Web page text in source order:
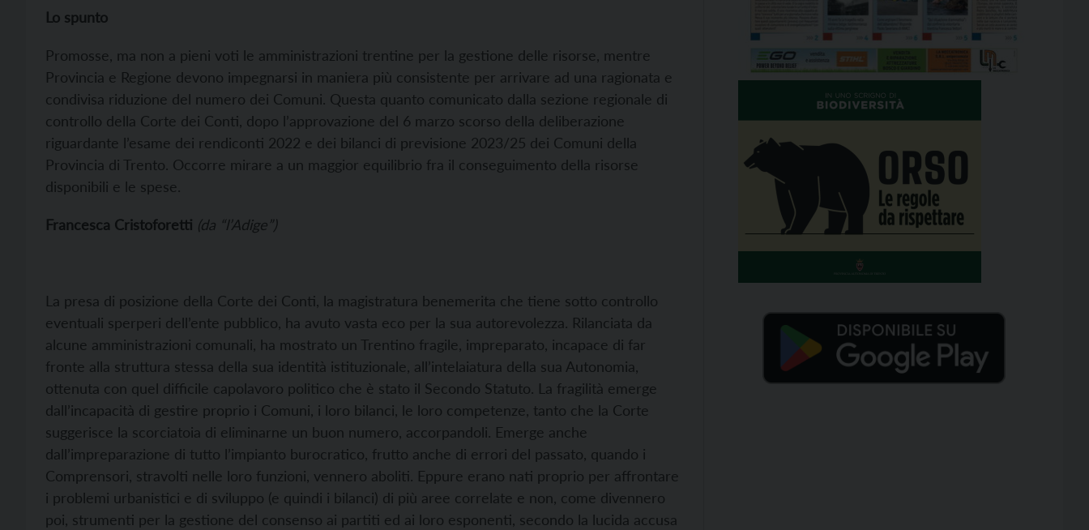
Lo spunto
Promosse, ma non a pieni voti le amministrazioni trentine per la gestione delle risorse, mentre
Provincia e Regione devono impegnarsi in maniera più consistente per arrivare ad una ragionata e
condivisa riduzione del numero dei Comuni. Questa quanto comunicato dalla sezione regionale di
controllo della Corte dei Conti, dopo l’approvazione del 6 marzo scorso della deliberazione
riguardante l’esame dei rendiconti 2022 e dei bilanci di previsione 2023/25 dei Comuni della
Provincia di Trento. Occorre mirare a un maggior equilibrio fra il conseguimento della risorse
disponibili e le spese.
Francesca Cristoforetti (da “l’Adige”)
La presa di posizione della Corte dei Conti, la magistratura benemerita che tiene sotto controllo
eventuali sperperi dell’ente pubblico, ha avuto vasta eco per la sua autorevolezza. Rilanciata da
alcune amministrazioni comunali, ha mostrato un Trentino fragile, impreparato, incapace di far
fronte alla struttura stessa della sua identità istituzionale, all’intelaiatura della sua Autonomia,
ottenuta con quel difficile capolavoro politico che è stato il Secondo Statuto. La fragilità emerge
dall’incapacità di gestire proprio i Comuni, i loro bilanci, le loro competenze, tanto che la Corte
suggerisce la scorciatoia di eliminarne un buon numero, accorpandoli. Emerge anche
dall’impreparazione di tutto l’impianto burocratico, frutto anche di errori del passato, quando i
Comprensori, stravolti nelle loro funzioni, vennero aboliti. Eppure erano nati proprio per affrontare
i problemi urbanistici e di sviluppo (e quindi i bilanci) di più aree correlate e non, come divennero
poi, strumenti per la gestione del consenso ai partiti ed ai loro esponenti, secondo la lucida accusa